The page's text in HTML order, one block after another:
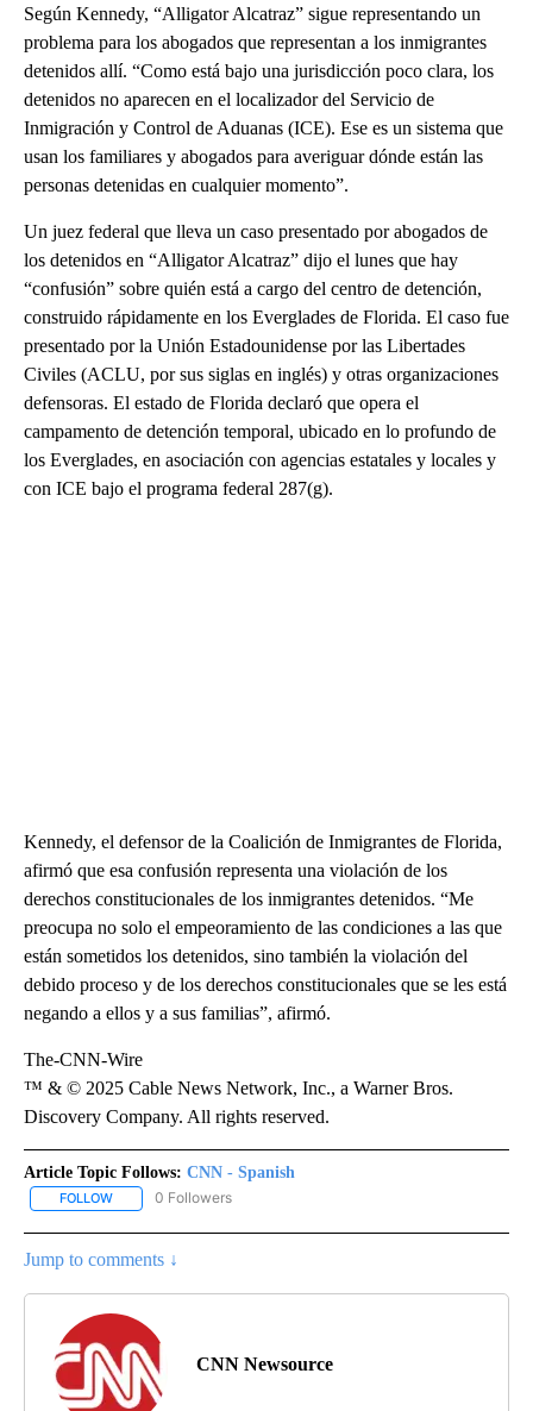
Según Kennedy, “Alligator Alcatraz” sigue representando un
problema para los abogados que representan a los inmigrantes
detenidos allí. “Como está bajo una jurisdicción poco clara, los
detenidos no aparecen en el localizador del Servicio de
Inmigración y Control de Aduanas (ICE). Ese es un sistema que
usan los familiares y abogados para averiguar dónde están las
personas detenidas en cualquier momento”.
Un juez federal que lleva un caso presentado por abogados de
los detenidos en “Alligator Alcatraz” dijo el lunes que hay
“confusión” sobre quién está a cargo del centro de detención,
construido rápidamente en los Everglades de Florida. El caso fue
presentado por la Unión Estadounidense por las Libertades
Civiles (ACLU, por sus siglas en inglés) y otras organizaciones
defensoras. El estado de Florida declaró que opera el
campamento de detención temporal, ubicado en lo profundo de
los Everglades, en asociación con agencias estatales y locales y
con ICE bajo el programa federal 287(g).
Kennedy, el defensor de la Coalición de Inmigrantes de Florida,
afirmó que esa confusión representa una violación de los
derechos constitucionales de los inmigrantes detenidos. “Me
preocupa no solo el empeoramiento de las condiciones a las que
están sometidos los detenidos, sino también la violación del
debido proceso y de los derechos constitucionales que se les está
negando a ellos y a sus familias”, afirmó.
The-CNN-Wire
™ & © 2025 Cable News Network, Inc., a Warner Bros.
Discovery Company. All rights reserved.
Article Topic Follows: CNN - Spanish
FOLLOW FOLLOW "CNN - SPANISH" TO RECEIVE NOTIFICATIONS ABOUT
0 Followers
Jump to comments ↓
CNN Newsource